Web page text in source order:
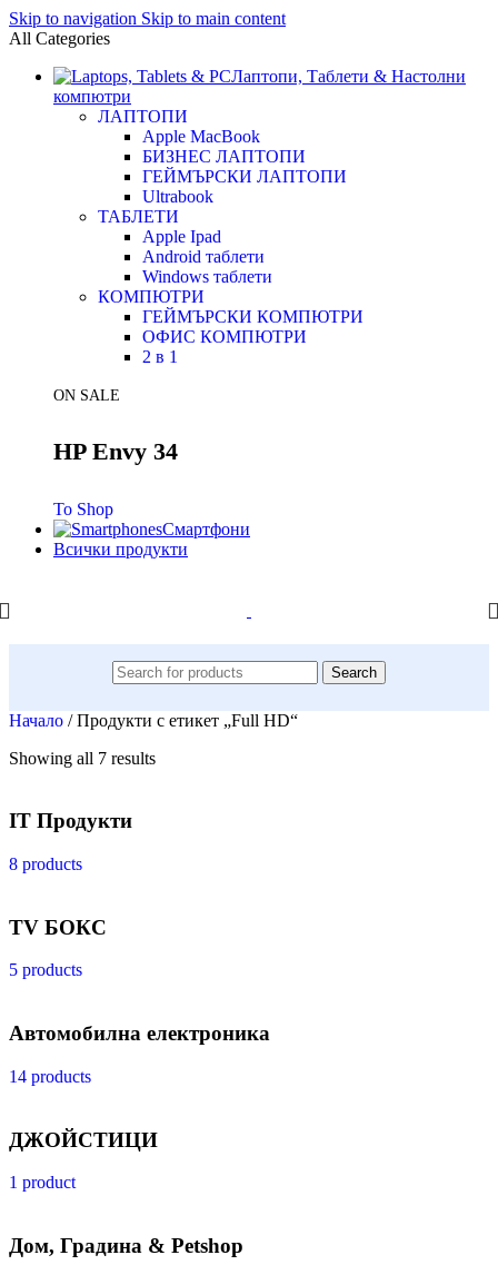
Skip to navigation Skip to main content
All Categories
Лаптопи, Таблети & Настолни
компютри
ЛАПТОПИ
Apple MacBook
БИЗНЕС ЛАПТОПИ
ГЕЙМЪРСКИ ЛАПТОПИ
Ultrabook
ТАБЛЕТИ
Apple Ipad
Android таблети
Windows таблети
КОМПЮТРИ
ГЕЙМЪРСКИ КОМПЮТРИ
ОФИС КОМПЮТРИ
2 в 1
ON SALE
HP Envy 34
To Shop
Смартфони
Всички продукти
Search
Начало / Продукти с етикет „Full HD“
Showing all 7 results
IT Продукти
8 products
TV БОКС
5 products
Автомобилна електроника
14 products
ДЖОЙСТИЦИ
1 product
Дом, Градина & Petshop